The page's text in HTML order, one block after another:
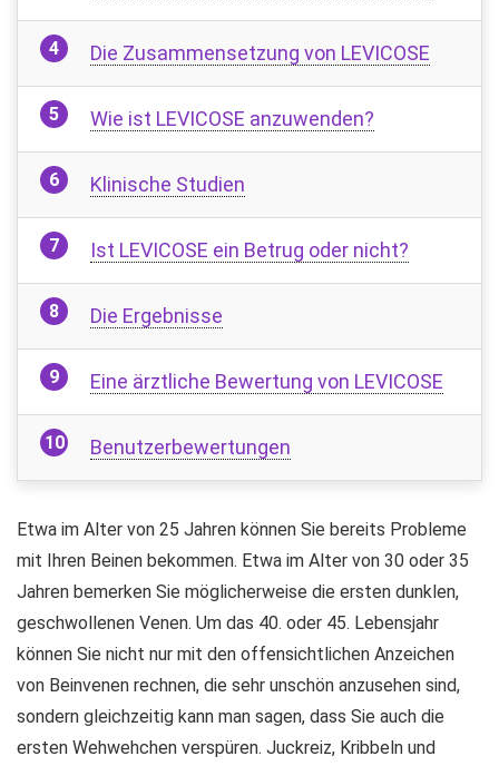
Die Zusammensetzung von LEVICOSE
Wie ist LEVICOSE anzuwenden?
Klinische Studien
Ist LEVICOSE ein Betrug oder nicht?
Die Ergebnisse
Eine ärztliche Bewertung von LEVICOSE
Benutzerbewertungen
Etwa im Alter von 25 Jahren können Sie bereits Probleme
mit Ihren Beinen bekommen. Etwa im Alter von 30 oder 35
Jahren bemerken Sie möglicherweise die ersten dunklen,
geschwollenen Venen. Um das 40. oder 45. Lebensjahr
können Sie nicht nur mit den offensichtlichen Anzeichen
von Beinvenen rechnen, die sehr unschön anzusehen sind,
sondern gleichzeitig kann man sagen, dass Sie auch die
ersten Wehwehchen verspüren. Juckreiz, Kribbeln und